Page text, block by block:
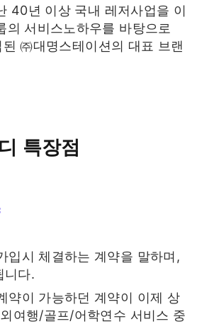
40년 이상 국내 레저사업을 이
의 서비스노하우를 바탕으로
㈜대명스테이션의 대표 브랜
특장점
입시 체결하는 계약을 말하며,
니다.
약이 가능하던 계약이 이제 상
여행/골프/어학연수 서비스 중